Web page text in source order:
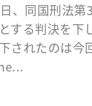
、同国刑法第
する判決を下
されたのは今